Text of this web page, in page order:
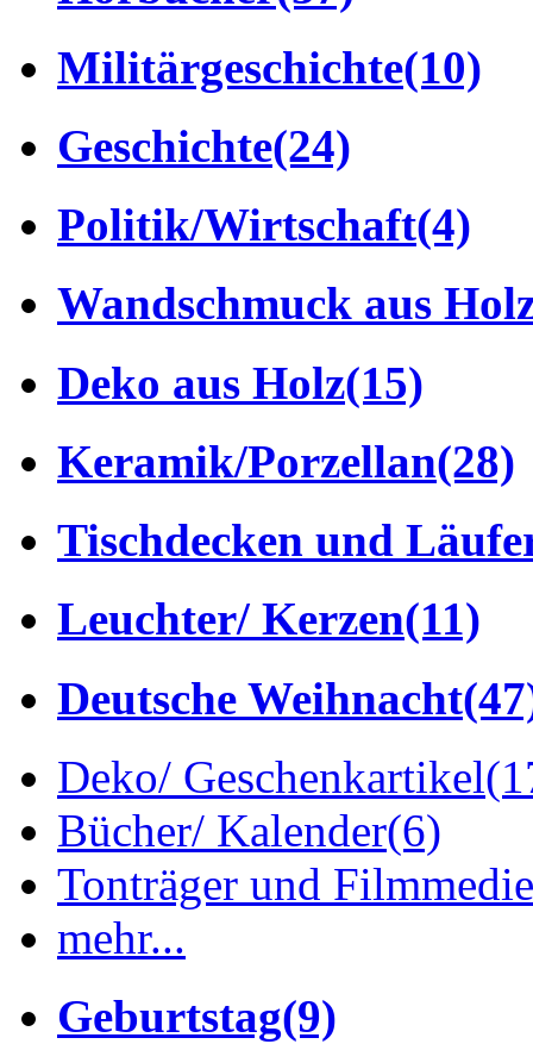
Militärgeschichte(10)
Geschichte(24)
Politik/Wirtschaft(4)
Wandschmuck aus
Deko aus Holz(15)
Keramik/Porzellan(28)
Tischdecken und
Leuchter/ Kerzen(11)
Deutsche Weihnacht
Deko/ Geschenkartikel
Bücher/ Kalender(6)
Tonträger und
mehr...
Geburtstag(9)